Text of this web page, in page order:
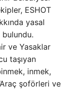
ESHOT
yasal
bulundu.
ve Yasaklar
taşıyan
inmek,
şoförleri ve